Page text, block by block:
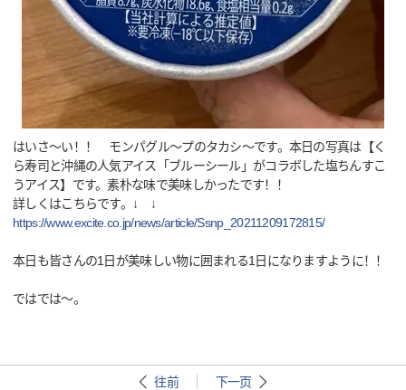
はいさ～い！！ モンパグル～プのタカシ～です。本日の写真は【く
ら寿司と沖縄の人気アイス「ブルーシール」がコラボした塩ちんすこ
うアイス】です。素朴な味で美味しかったです！！
詳しくはこちらです。↓ ↓
https://www.excite.co.jp/news/article/Ssnp_20211209172815/
本日も皆さんの1日が美味しい物に囲まれる1日になりますように！！
ではでは～。
往前 下一页